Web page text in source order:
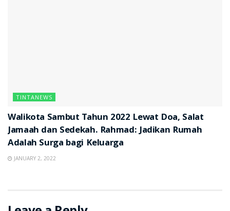
TINTANEWS
Walikota Sambut Tahun 2022 Lewat Doa, Salat
Jamaah dan Sedekah. Rahmad: Jadikan Rumah
Adalah Surga bagi Keluarga
JANUARY 2, 2022